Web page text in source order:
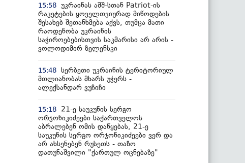
15:58 უკრაინას აშშ-სთან Patriot-ის
რაკეტების ყოველთვიურად მიწოდების
შესახებ შეთანხმება აქვს, თუმცა მათი
რაოდენობა უკრაინის
საჭიროებებისთვის საკმარისი არ არის -
ვოლოდიმირ ზელენსკი
15:48 სერბეთი უკრაინის ტერიტორიულ
მთლიანობას მხარს უჭერს -
ალექსანდარ ვუჩიჩი
15:18
21-ე საუკუნის სერგო
ორჯონიკიძეები საქართველოს
აბრალებენ ომის დაწყებას, 21-ე
საუკუნის სერგო ორჯონიკიძეები ვერ და
არ ახსენებენ რუსეთს - თაზო
დათუნაშვილი "ქართულ ოცნებაზე"